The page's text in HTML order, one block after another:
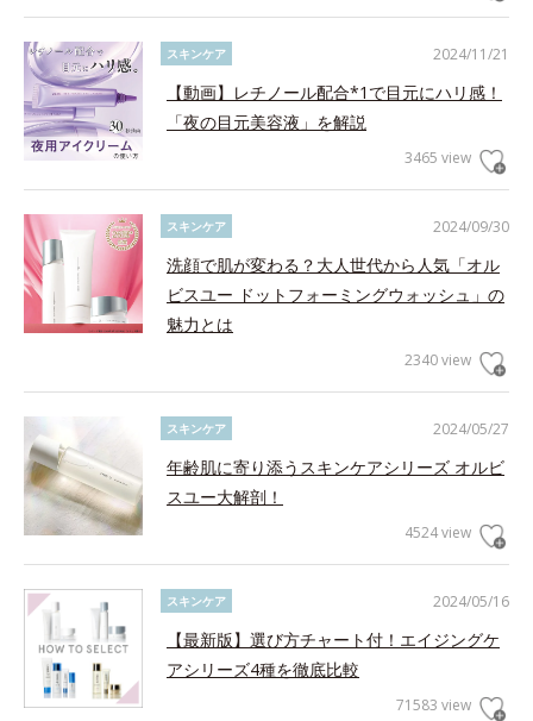
2024/11/21
スキンケア
【動画】レチノール配合*1で目元にハリ感！
「夜の目元美容液」を解説
3465 view
2024/09/30
スキンケア
洗顔で肌が変わる？大人世代から人気「オル
ビスユー ドットフォーミングウォッシュ」の
魅力とは
2340 view
2024/05/27
スキンケア
年齢肌に寄り添うスキンケアシリーズ オルビ
スユー大解剖！
4524 view
2024/05/16
スキンケア
【最新版】選び方チャート付！エイジングケ
アシリーズ4種を徹底比較
71583 view